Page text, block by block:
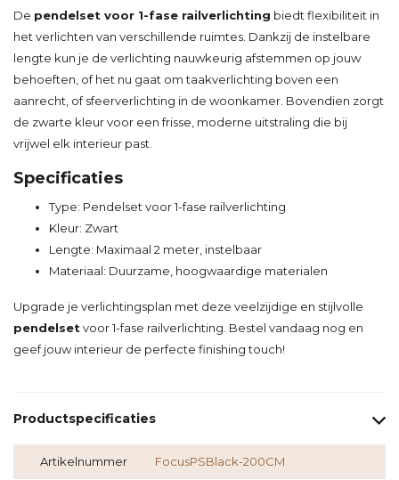
De pendelset voor 1-fase railverlichting biedt flexibiliteit in
het verlichten van verschillende ruimtes. Dankzij de instelbare
lengte kun je de verlichting nauwkeurig afstemmen op jouw
behoeften, of het nu gaat om taakverlichting boven een
aanrecht, of sfeerverlichting in de woonkamer. Bovendien zorgt
de zwarte kleur voor een frisse, moderne uitstraling die bij
vrijwel elk interieur past.
Specificaties
Type: Pendelset voor 1-fase railverlichting
Kleur: Zwart
Lengte: Maximaal 2 meter, instelbaar
Materiaal: Duurzame, hoogwaardige materialen
Upgrade je verlichtingsplan met deze veelzijdige en stijlvolle
pendelset voor 1-fase railverlichting. Bestel vandaag nog en
geef jouw interieur de perfecte finishing touch!
Productspecificaties
Artikelnummer FocusPSBlack-200CM